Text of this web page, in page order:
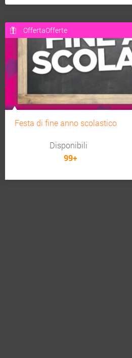
OffertaOfferte
Festa di fine anno scolastico
Disponibili
99+